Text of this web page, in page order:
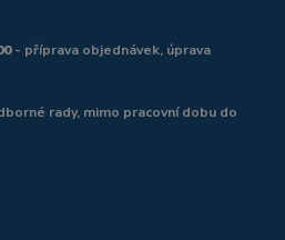
- příprava objednávek, úprava
rady, mimo pracovní dobu do